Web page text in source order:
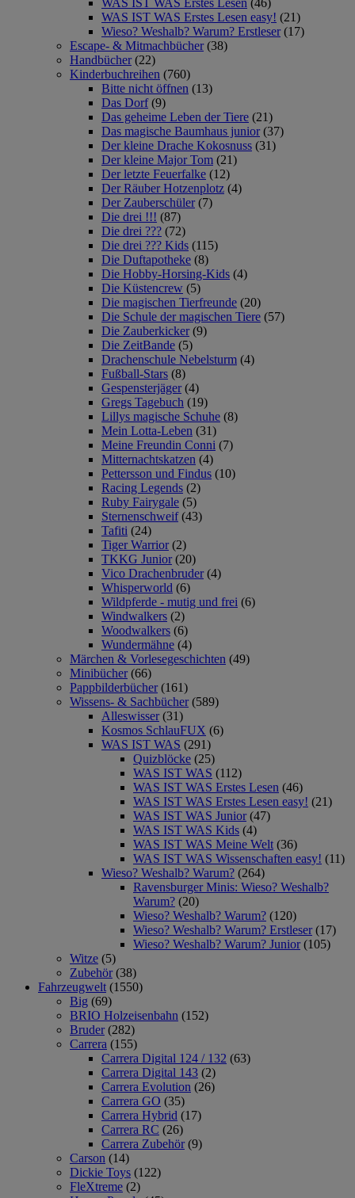
WAS IST WAS Erstes Lesen (46)
WAS IST WAS Erstes Lesen easy! (21)
Wieso? Weshalb? Warum? Erstleser (17)
Escape- & Mitmachbücher (38)
Handbücher (22)
Kinderbuchreihen (760)
Bitte nicht öffnen (13)
Das Dorf (9)
Das geheime Leben der Tiere (21)
Das magische Baumhaus junior (37)
Der kleine Drache Kokosnuss (31)
Der kleine Major Tom (21)
Der letzte Feuerfalke (12)
Der Räuber Hotzenplotz (4)
Der Zauberschüler (7)
Die drei !!! (87)
Die drei ??? (72)
Die drei ??? Kids (115)
Die Duftapotheke (8)
Die Hobby-Horsing-Kids (4)
Die Küstencrew (5)
Die magischen Tierfreunde (20)
Die Schule der magischen Tiere (57)
Die Zauberkicker (9)
Die ZeitBande (5)
Drachenschule Nebelsturm (4)
Fußball-Stars (8)
Gespensterjäger (4)
Gregs Tagebuch (19)
Lillys magische Schuhe (8)
Mein Lotta-Leben (31)
Meine Freundin Conni (7)
Mitternachtskatzen (4)
Pettersson und Findus (10)
Racing Legends (2)
Ruby Fairygale (5)
Sternenschweif (43)
Tafiti (24)
Tiger Warrior (2)
TKKG Junior (20)
Vico Drachenbruder (4)
Whisperworld (6)
Wildpferde - mutig und frei (6)
Windwalkers (2)
Woodwalkers (6)
Wundermähne (4)
Märchen & Vorlesegeschichten (49)
Minibücher (66)
Pappbilderbücher (161)
Wissens- & Sachbücher (589)
Alleswisser (31)
Kosmos SchlauFUX (6)
WAS IST WAS (291)
Quizblöcke (25)
WAS IST WAS (112)
WAS IST WAS Erstes Lesen (46)
WAS IST WAS Erstes Lesen easy! (21)
WAS IST WAS Junior (47)
WAS IST WAS Kids (4)
WAS IST WAS Meine Welt (36)
WAS IST WAS Wissenschaften easy! (11)
Wieso? Weshalb? Warum? (264)
Ravensburger Minis: Wieso? Weshalb?
Warum? (20)
Wieso? Weshalb? Warum? (120)
Wieso? Weshalb? Warum? Erstleser (17)
Wieso? Weshalb? Warum? Junior (105)
Witze (5)
Zubehör (38)
Fahrzeugwelt (1550)
Big (69)
BRIO Holzeisenbahn (152)
Bruder (282)
Carrera (155)
Carrera Digital 124 / 132 (63)
Carrera Digital 143 (2)
Carrera Evolution (26)
Carrera GO (35)
Carrera Hybrid (17)
Carrera RC (26)
Carrera Zubehör (9)
Carson (14)
Dickie Toys (122)
FleXtreme (2)